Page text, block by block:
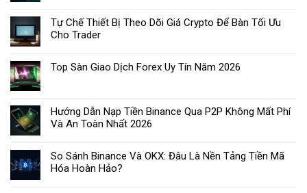
Tự Chế Thiết Bị Theo Dõi Giá Crypto Để Bàn Tối Ưu
Cho Trader
Top Sàn Giao Dịch Forex Uy Tín Năm 2026
Hướng Dẫn Nạp Tiền Binance Qua P2P Không Mất Phí
Và An Toàn Nhất 2026
So Sánh Binance Và OKX: Đâu Là Nền Tảng Tiền Mã
Hóa Hoàn Hảo?